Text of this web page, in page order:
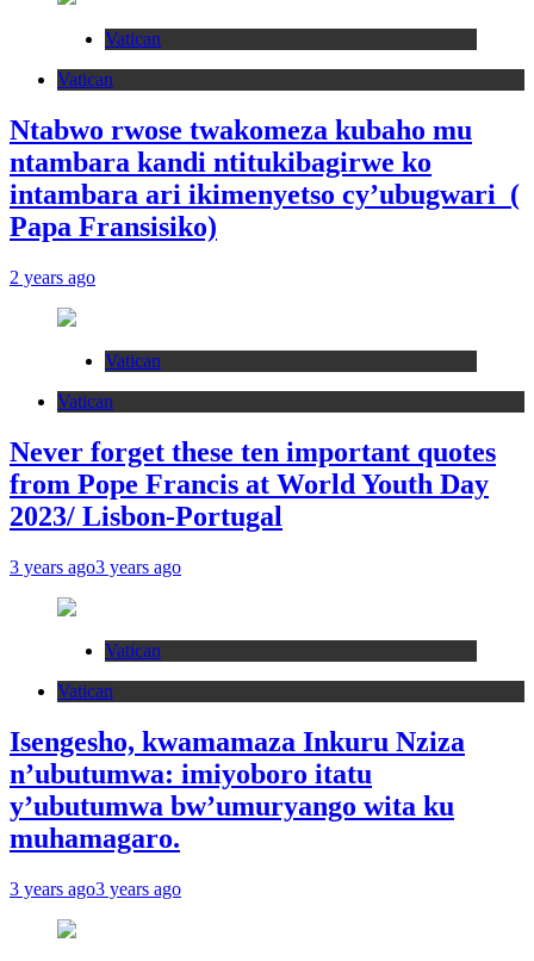
Vatican
Vatican
Ntabwo rwose twakomeza kubaho mu
ntambara kandi ntitukibagirwe ko
intambara ari ikimenyetso cy’ubugwari (
Papa Fransisiko)
2 years ago
Vatican
Vatican
Never forget these ten important quotes
from Pope Francis at World Youth Day
2023/ Lisbon-Portugal
3 years ago3 years ago
Vatican
Vatican
Isengesho, kwamamaza Inkuru Nziza
n’ubutumwa: imiyoboro itatu
y’ubutumwa bw’umuryango wita ku
muhamagaro.
3 years ago3 years ago